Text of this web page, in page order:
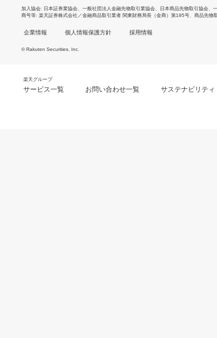
加入協会 日本証券業協会 一般社団法人金融先物取引業協会 日本商品先物取引協会
商号等 楽天証券株式会社／金融商品取引業者 関東財務局長（金商）第195号、商品先物
企業情報 個人情報保護方針 採用情報
© Rakuten Securities, Inc.
楽天グループ
サービス一覧 お問い合わせ一覧 サステナビリティ